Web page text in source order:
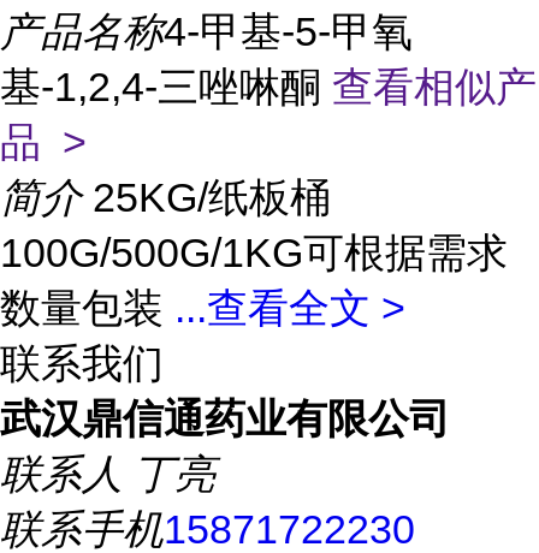
产品名称4-甲基-5-甲氧
基-1,2,4-三唑啉酮 查看相似产
品 >
简介 25KG/纸板桶
100G/500G/1KG可根据需求
数量包装 ...查看全文 >
联系我们
武汉鼎信通药业有限公司
联系人 丁亮
联系手机15871722230